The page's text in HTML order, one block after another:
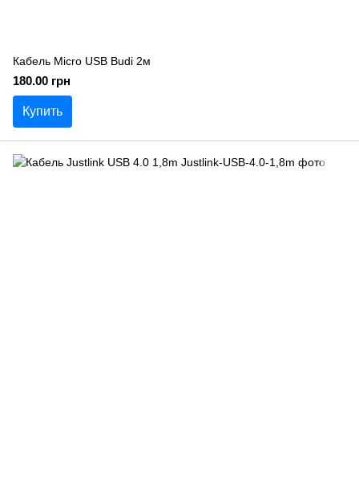
Кабель Micro USB Budi 2м
180.00 грн
Купить